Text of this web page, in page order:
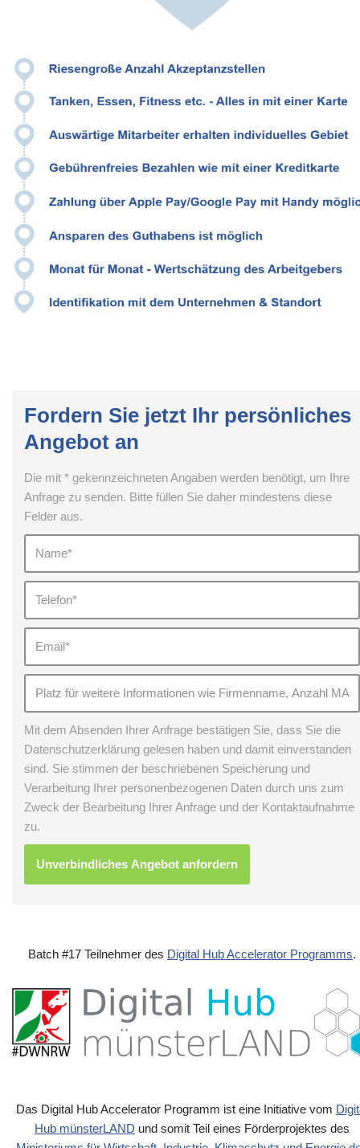
Fordern Sie jetzt Ihr persönliches
Angebot an
Die mit * gekennzeichneten Angaben werden benötigt, um Ihre
Anfrage zu senden. Bitte füllen Sie daher mindestens diese
Felder aus.
Mit dem Absenden Ihrer Anfrage bestätigen Sie, dass Sie die
Datenschutzerklärung gelesen haben und damit einverstanden
sind. Sie stimmen der beschriebenen Speicherung und
Verarbeitung Ihrer personenbezogenen Daten durch uns zum
Zweck der Bearbeitung Ihrer Anfrage und der Kontaktaufnahme
zu.
Batch #17 Teilnehmer des Digital Hub Accelerator Programms.
Das Digital Hub Accelerator Programm ist eine Initiative vom
Hub münsterLAND und somit Teil eines Förderprojektes des